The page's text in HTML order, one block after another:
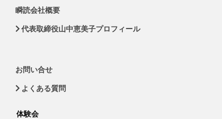
瞬読会社概要
代表取締役山中恵美子プロフィール
お問い合せ
よくある質問
体験会